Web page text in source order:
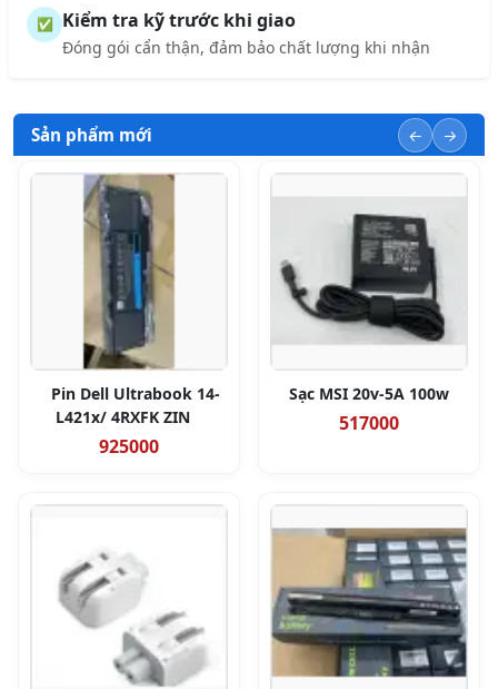
✅ Kiểm tra kỹ trước khi giao
Đóng gói cẩn thận, đảm bảo chất lượng khi nhận
Sản phẩm mới
Pin Dell Ultrabook 14-
L421x/ 4RXFK ZIN
925000
Sạc MSI 20v-5A 100w
517000